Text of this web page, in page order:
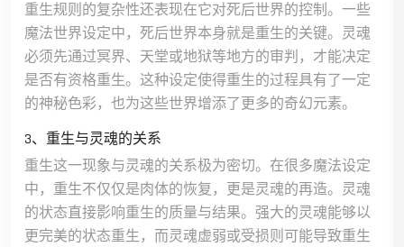
重生规则的复杂性还表现在它对死后世界的控制。一些
魔法世界设定中，死后世界本身就是重生的关键。灵魂
必须先通过冥界、天堂或地狱等地方的审判，才能决定
是否有资格重生。这种设定使得重生的过程具有了一定
的神秘色彩，也为这些世界增添了更多的奇幻元素。
3、重生与灵魂的关系
重生这一现象与灵魂的关系极为密切。在很多魔法设定
中，重生不仅仅是肉体的恢复，更是灵魂的再造。灵魂
的状态直接影响重生的质量与结果。强大的灵魂能够以
更完美的状态重生，而灵魂虚弱或受损则可能导致重生